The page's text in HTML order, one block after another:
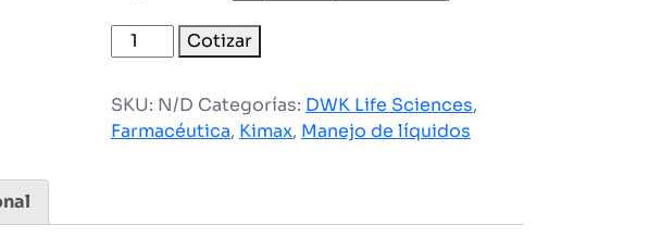
Probeta
graduada
A
de
Cotizar
SKU: N/D Categorías: DWK Life Sciences,
Farmacéutica, Kimax, Manejo de líquidos